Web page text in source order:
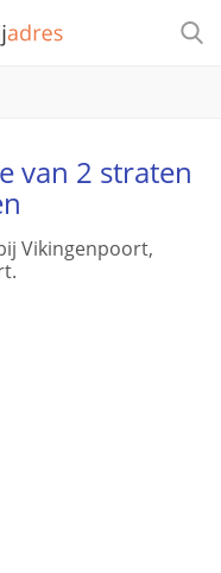
van 2 straten
Vikingenpoort,